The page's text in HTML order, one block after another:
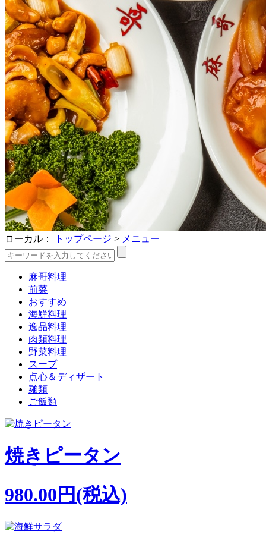
ローカル： トップページ > メニュー
麻哥料理
前菜
おすすめ
海鮮料理
逸品料理
肉類料理
野菜料理
スープ
点心＆ディザート
麺類
ご飯類
焼きピータン
980.00円(税込)